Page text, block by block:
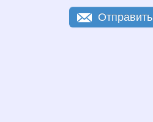
Отправить